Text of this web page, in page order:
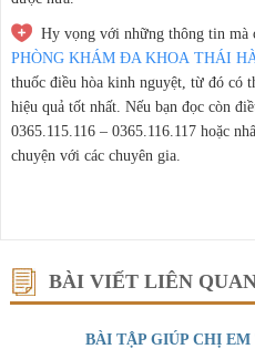
Hy vọng với những thông tin mà
PHÒNG KHÁM ĐA KHOA THÁI
thuốc điều hòa kinh nguyệt, từ đó có
hiệu quả tốt nhất. Nếu bạn đọc còn
0365.115.116 – 0365.116.117 hoặc
chuyện với các chuyên gia.
BÀI VIẾT LIÊN
BÀI TẬP GIÚP CHỊ